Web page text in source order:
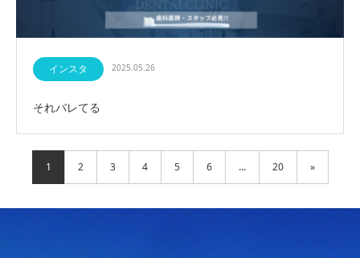
インスタ 2025.05.26
それバレてる
1 2 3 4 5 6 … 20 »